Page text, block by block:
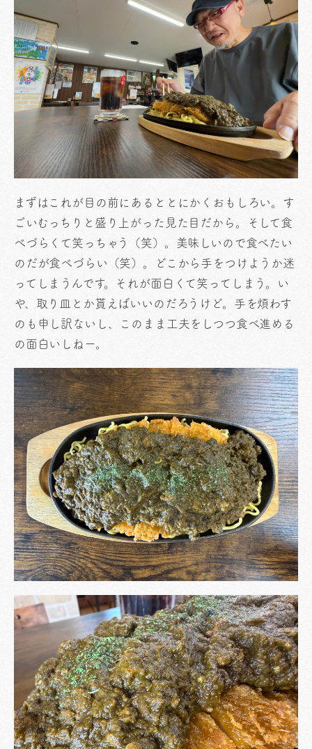
まずはこれが目の前にあるととにかくおもしろい。す
ごいむっちりと盛り上がった見た目だから。そして食
べづらくて笑っちゃう（笑）。美味しいので食べたい
のだが食べづらい（笑）。どこから手をつけようか迷
ってしまうんです。それが面白くて笑ってしまう。い
や、取り皿とか貰えばいいのだろうけど。手を煩わす
のも申し訳ないし、このまま工夫をしつつ食べ進める
の面白いしねー。